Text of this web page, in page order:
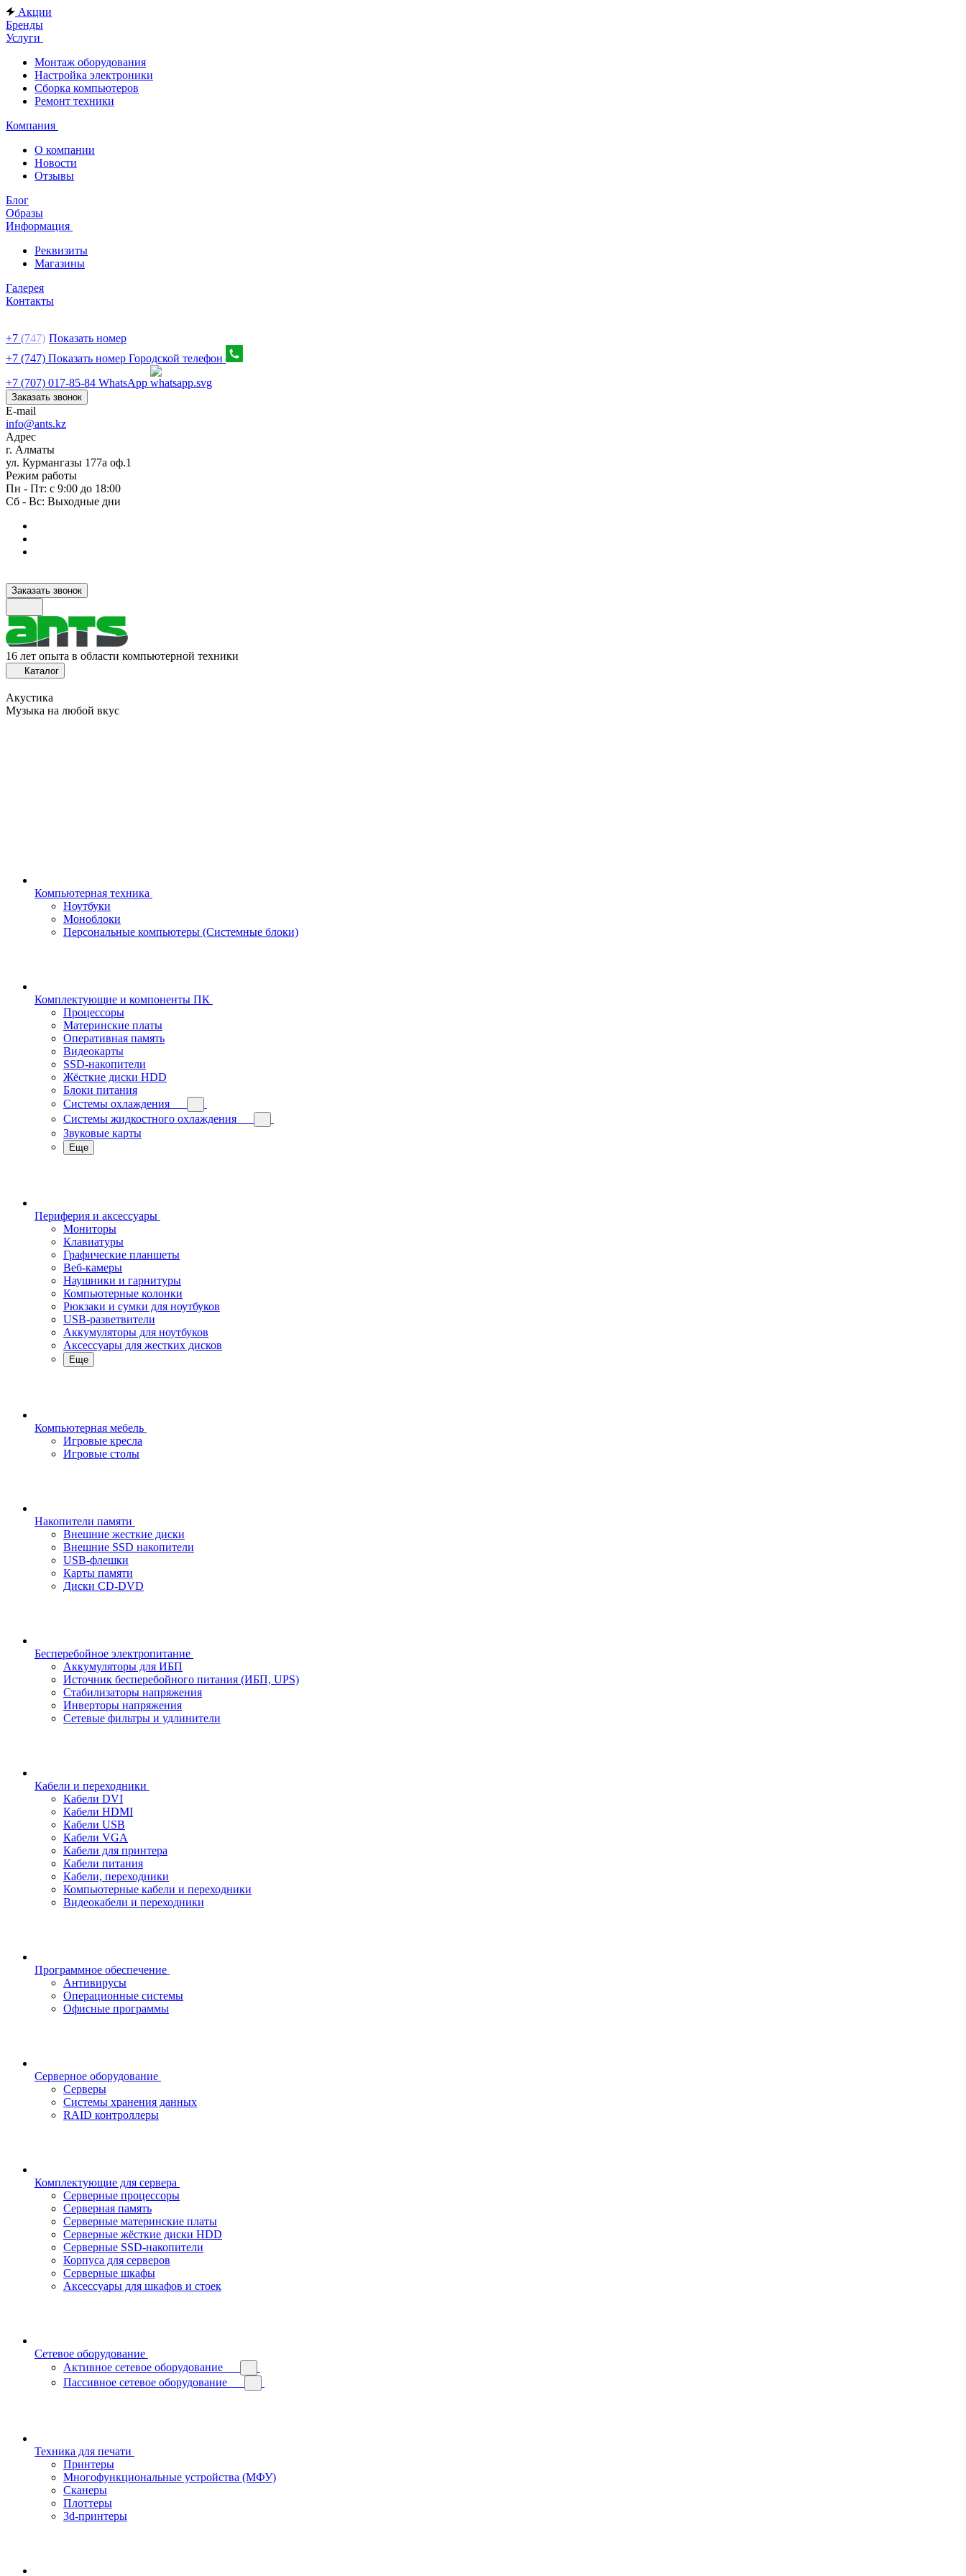
Акции
Бренды
Услуги
Монтаж оборудования
Настройка электроники
Сборка компьютеров
Ремонт техники
Компания
О компании
Новости
Отзывы
Блог
Образы
Информация
Реквизиты
Магазины
Галерея
Контакты
+7 (747) Показать номер
+7 (747) Показать номер Городской телефон
+7 (707) 017-85-84 WhatsApp
Заказать звонок
E-mail
info@ants.kz
Адрес
г. Алматы
ул. Курмангазы 177а оф.1
Режим работы
Пн - Пт: с 9:00 до 18:00
Сб - Вс: Выходные дни
Заказать звонок
16 лет опыта в области компьютерной техники
Каталог
Акустика
Музыка на любой вкус
Компьютерная техника
Ноутбуки
Моноблоки
Персональные компьютеры (Системные блоки)
Комплектующие и компоненты ПК
Процессоры
Материнские платы
Оперативная память
Видеокарты
SSD-накопители
Жёсткие диски HDD
Блоки питания
Системы охлаждения
Системы жидкостного охлаждения
Звуковые карты
Еще
Периферия и аксессуары
Мониторы
Клавиатуры
Графические планшеты
Веб-камеры
Наушники и гарнитуры
Компьютерные колонки
Рюкзаки и сумки для ноутбуков
USB-разветвители
Аккумуляторы для ноутбуков
Аксессуары для жестких дисков
Еще
Компьютерная мебель
Игровые кресла
Игровые столы
Накопители памяти
Внешние жесткие диски
Внешние SSD накопители
USB-флешки
Карты памяти
Диски CD-DVD
Бесперебойное электропитание
Аккумуляторы для ИБП
Источник бесперебойного питания (ИБП, UPS)
Стабилизаторы напряжения
Инверторы напряжения
Сетевые фильтры и удлинители
Кабели и переходники
Кабели DVI
Кабели HDMI
Кабели USB
Кабели VGA
Кабели для принтера
Кабели питания
Кабели, переходники
Компьютерные кабели и переходники
Видеокабели и переходники
Программное обеспечение
Антивирусы
Операционные системы
Офисные программы
Серверное оборудование
Серверы
Системы хранения данных
RAID контроллеры
Комплектующие для сервера
Серверные процессоры
Серверная память
Серверные материнские платы
Серверные жёсткие диски HDD
Серверные SSD-накопители
Корпуса для серверов
Серверные шкафы
Аксессуары для шкафов и стоек
Сетевое оборудование
Активное сетевое оборудование
Пассивное сетевое оборудование
Техника для печати
Принтеры
Многофункциональные устройства (МФУ)
Сканеры
Плоттеры
3d-принтеры